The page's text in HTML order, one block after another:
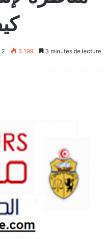
2 3 199 3 minutes de lecture